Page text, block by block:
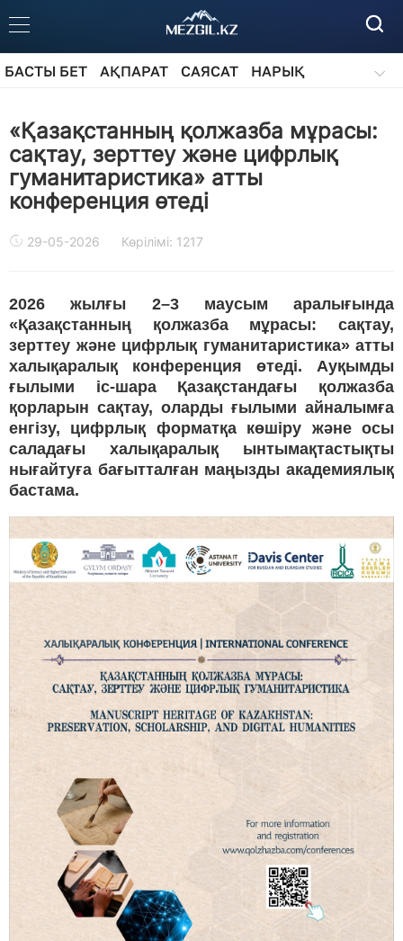
БАСТЫ БЕТ АҚПАРАТ САЯСАТ
НАРЫҚ
«Қазақстанның қолжазба мұрасы:
сақтау, зерттеу және цифрлық
гуманитаристика» атты
конференция өтеді
29-05-2026 Көрілімі: 1217
2026 жылғы 2–3 маусым аралығында
«Қазақстанның қолжазба мұрасы: сақтау,
зерттеу және цифрлық гуманитаристика» атты
халықаралық конференция өтеді. Ауқымды
ғылыми іс-шара Қазақстандағы қолжазба
қорларын сақтау, оларды ғылыми айналымға
енгізу, цифрлық форматқа көшіру және осы
саладағы халықаралық ынтымақтастықты
нығайтуға бағытталған маңызды академиялық
бастама.